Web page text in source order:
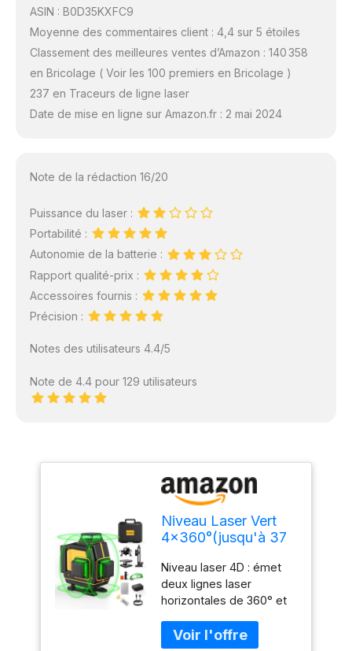
ASIN : B0D35KXFC9
Moyenne des commentaires client : 4,4 sur 5 étoiles
Classement des meilleures ventes d’Amazon : 140 358
en Bricolage ( Voir les 100 premiers en Bricolage )
237 en Traceurs de ligne laser
Date de mise en ligne sur Amazon.fr : 2 mai 2024
Note de la rédaction 16/20
Puissance du laser :
Portabilité :
Autonomie de la batterie :
Rapport qualité-prix :
Accessoires fournis :
Précision :
Notes des utilisateurs 4.4/5
Note de 4.4 pour 129 utilisateurs
Niveau Laser Vert
4x360°(jusqu'à 37
Chantier 4D 16
Lignes Laser, Lazer
Niveaux 360
Autonivelant,
Luminosité Réglable,
Niveau laser 4D : émet
deux lignes laser
horizontales de 360° et
verticales de 360° à